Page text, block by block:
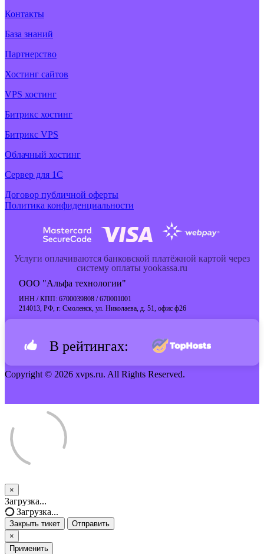
Контакты
База знаний
Партнерство
Хостинг сайтов
VPS хостинг
Битрикс хостинг
Битрикс VPS
Облачный хостинг
Cервер для 1С
Договор публичной оферты
Политика конфиденциальности
Услуги оплачиваются банковской платёжной картой через
систему оплаты yookassa.ru
ООО "Альфа технологии"
ИНН / КПП: 6700039808 / 670001001
214013, РФ, г. Смоленск, ул. Николаева, д. 51, офис ф26
В рейтингах:
Copyright © 2026 xvps.ru. All Rights Reserved.
×
Закрыть
тикет
Загрузка...
Загрузка...
Закрыть тикет
Отправить
×
Применить